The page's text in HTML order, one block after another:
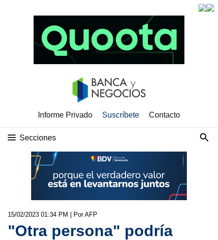
Informe Privado Suscríbete Contacto
Secciones
15/02/2023 01:34 PM | Por AFP
"Otra persona" podría